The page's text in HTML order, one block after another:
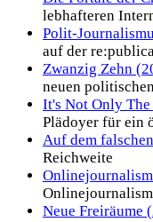
lebhafteren
Polit-
auf der
Zwanzig Zehn
neuen
It's Not Only
Plädoyer für ein
Auf dem
Reichweite
Neue Freiräume